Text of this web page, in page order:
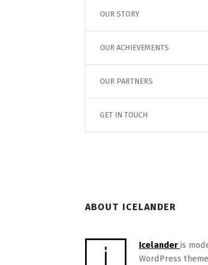
OUR STORY
OUR ACHIEVEMENTS
OUR PARTNERS
GET IN TOUCH
ABOUT ICELANDER
Icelander is
WordPress